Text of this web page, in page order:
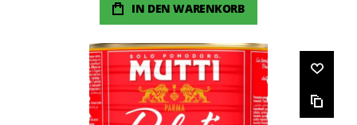
IN DEN WARENKORB